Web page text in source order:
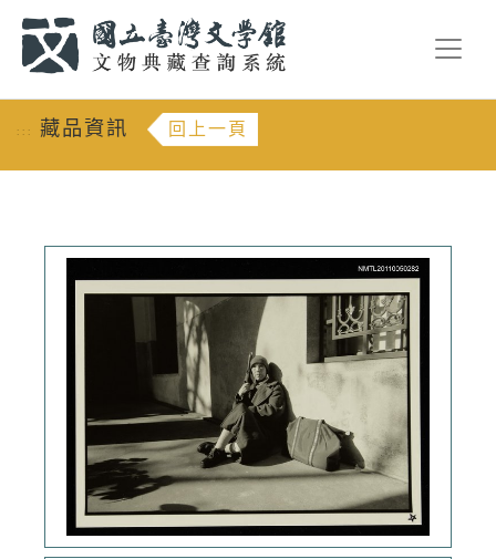
::: 藏品資訊 回上一頁